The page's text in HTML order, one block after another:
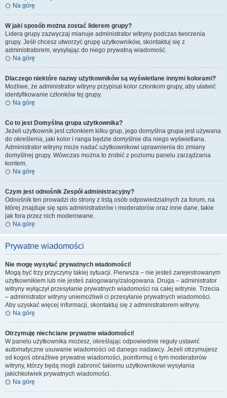
Na górę
W jaki sposób można zostać liderem grupy?
Lidera grupy zazwyczaj mianuje administrator witryny podczas tworzenia
grupy. Jeśli chcesz utworzyć grupę użytkowników, skontaktuj się z
administratorem, wysyłając do niego prywatną wiadomość.
Na górę
Dlaczego niektóre nazwy użytkowników są wyświetlane innymi kolorami?
Możliwe, że administrator witryny przypisał kolor członkom grupy, aby ułatwić
identyfikowanie członków tej grupy.
Na górę
Co to jest Domyślna grupa użytkownika?
Jeżeli użytkownik jest członkiem kilku grup, jego domyślna grupa jest używana
do określenia, jaki kolor i ranga będzie domyślnie dla niego wyświetlana.
Administrator witryny może nadać użytkownikowi uprawnienia do zmiany
domyślnej grupy. Wówczas można to zrobić z poziomu panelu zarządzania
kontem.
Na górę
Czym jest odnośnik Zespół administracyjny?
Odnośnik ten prowadzi do strony z listą osób odpowiedzialnych za forum, na
której znajduje się spis administratorów i moderatorów oraz inne dane, takie
jak fora przez nich moderowane.
Na górę
Prywatne wiadomości
Nie mogę wysyłać prywatnych wiadomości!
Mogą być trzy przyczyny takiej sytuacji. Pierwsza – nie jesteś zarejestrowanym
użytkownikiem lub nie jesteś zalogowany/zalogowana. Druga – administrator
witryny wyłączył przesyłanie prywatnych wiadomości na całej witrynie. Trzecia
– administrator witryny uniemożliwił ci przesyłanie prywatnych wiadomości.
Aby uzyskać więcej informacji, skontaktuj się z administratorem witryny.
Na górę
Otrzymuję niechciane prywatne wiadomości!
W panelu użytkownika możesz, określając odpowiednie reguły ustawić
automatyczne usuwanie wiadomości od danego nadawcy. Jeżeli otrzymujesz
od kogoś obraźliwe prywatne wiadomości, poinformuj o tym moderatorów
witryny, którzy będą mogli zabronić takiemu użytkownikowi wysyłania
jakichkolwiek prywatnych wiadomości.
Na górę